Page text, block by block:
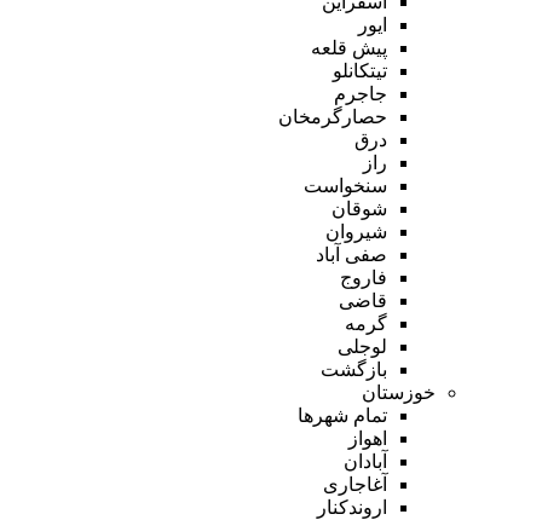
ایور
پیش قلعه
تیتکانلو
جاجرم
حصارگرمخان
درق
راز
سنخواست
شوقان
شیروان
صفی آباد
فاروج
قاضی
گرمه
لوجلی
بازگشت
خوزستان
تمام شهر‌ها
اهواز
آبادان
آغاجاری
اروندکنار